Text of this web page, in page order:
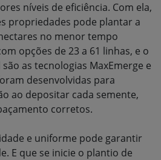
níveis de eficiência. Com ela,
propriedades pode plantar a
no menor tempo
opções de 23 a 61 linhas, e o
as tecnologias MaxEmerge e
desenvolvidas para
ao depositar cada semente,
corretos.
e uniforme pode garantir
E que se inicie o plantio de